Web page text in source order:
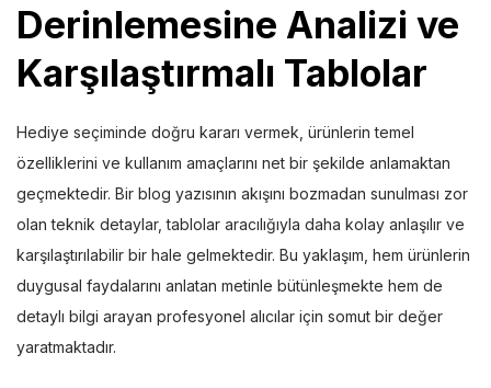
Derinlemesine Analizi ve
Karşılaştırmalı Tablolar
Hediye seçiminde doğru kararı vermek, ürünlerin temel
özelliklerini ve kullanım amaçlarını net bir şekilde anlamaktan
geçmektedir. Bir blog yazısının akışını bozmadan sunulması zor
olan teknik detaylar, tablolar aracılığıyla daha kolay anlaşılır ve
karşılaştırılabilir bir hale gelmektedir. Bu yaklaşım, hem ürünlerin
duygusal faydalarını anlatan metinle bütünleşmekte hem de
detaylı bilgi arayan profesyonel alıcılar için somut bir değer
yaratmaktadır.